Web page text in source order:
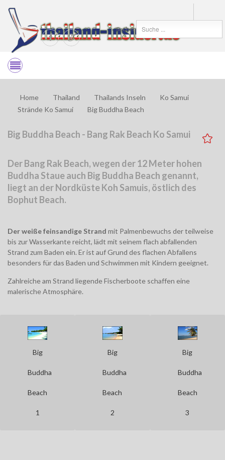
Suchen
Home Thailand Thailands Inseln
Ko Samui
Strände Ko Samui
Big Buddha Beach
Big Buddha Beach - Bang Rak Beach Ko Samui
Der Bang Rak Beach, wegen der 12 Meter hohen
Buddha Staue auch Big Buddha Beach genannt,
liegt an der Nordküste Koh Samuis, östlich des
Bophut Beach.
Der weiße feinsandige Strand mit Palmenbewuchs der teilweise
bis zur Wasserkante reicht, lädt mit seinem flach abfallenden
Strand zum Baden ein. Er ist auf Grund des flachen Abfallens
besonders für das Baden und Schwimmen mit Kindern geeignet.
Zahlreiche am Strand liegende Fischerboote schaffen eine
malerische Atmosphäre.
Big
Buddha
Beach
1
Big
Buddha
Beach
2
Big
Buddha
Beach
3